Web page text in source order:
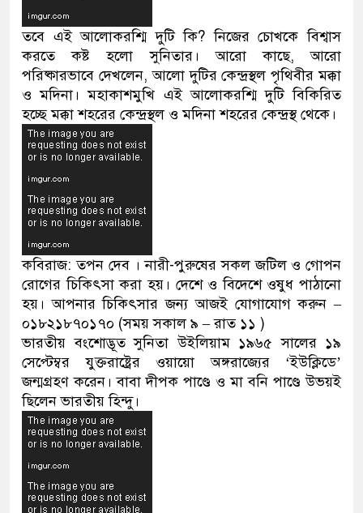
তবে এই আলোকরশ্মি দুটি কি? নিজের চোখকে বিশ্বাস
করতে কষ্ট হলো সুনিতার। আরো কাছে, আরো
পরিষ্কারভাবে দেখলেন, আলো দুটির কেন্দ্রস্থল পৃথিবীর মক্কা
ও মদিনা। মহাকাশমুখি এই আলোকরশ্মি দুটি বিকিরিত
হচ্ছে মক্কা শহরের কেন্দ্রস্থল ও মদিনা শহরের কেন্দ্রস্থ থেকে।
কবিরাজ: তপন দেব । নারী-পুরুষের সকল জটিল ও গোপন
রোগের চিকিৎসা করা হয়। দেশে ও বিদেশে ওষুধ পাঠানো
হয়। আপনার চিকিৎসার জন্য আজই যোগাযোগ করুন –
০১৮২১৮৭০১৭০ (সময় সকাল ৯ – রাত ১১ )
ভারতীয় বংশোদ্ভূত সুনিতা উইলিয়াম ১৯৬৫ সালের ১৯
সেপ্টেম্বর যুক্তরাষ্ট্রের ওয়ায়ো অঙ্গরাজ্যের ‘ইউক্লিডে’
জন্মগ্রহণ করেন। বাবা দীপক পাণ্ডে ও মা বনি পাণ্ডে উভয়ই
ছিলেন ভারতীয় হিন্দু।